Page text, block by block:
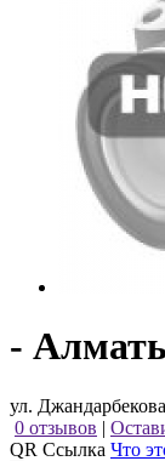
-
ул.
0 отзывов |
QR Ссылка Что